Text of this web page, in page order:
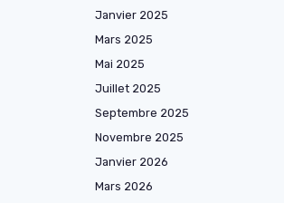
Janvier 2025
Mars 2025
Mai 2025
Juillet 2025
Septembre 2025
Novembre 2025
Janvier 2026
Mars 2026